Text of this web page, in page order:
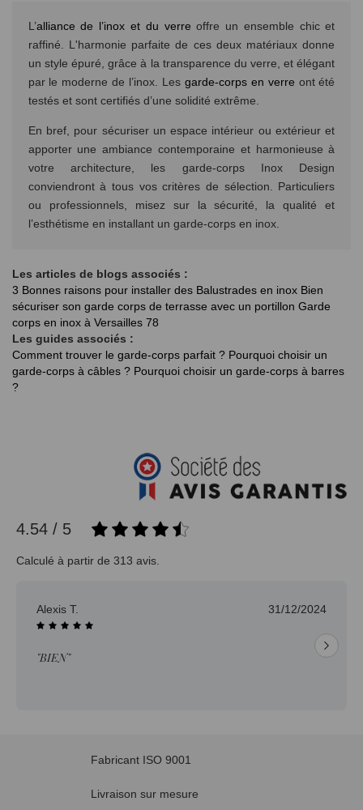
L’alliance de l’inox et du verre offre un ensemble chic et
raffiné. L'harmonie parfaite de ces deux matériaux donne
un style épuré, grâce à la transparence du verre, et élégant
par le moderne de l’inox. Les garde-corps en verre ont été
testés et sont certifiés d’une solidité extrême.
En bref, pour sécuriser un espace intérieur ou extérieur et
apporter une ambiance contemporaine et harmonieuse à
votre architecture, les garde-corps Inox Design
conviendront à tous vos critères de sélection. Particuliers
ou professionnels, misez sur la sécurité, la qualité et
l’esthétisme en installant un garde-corps en inox.
Les articles de blogs associés :
3 Bonnes raisons pour installer des Balustrades en inox Bien
sécuriser son garde corps de terrasse avec un portillon Garde
corps en inox à Versailles 78
Les guides associés :
Comment trouver le garde-corps parfait ? Pourquoi choisir un
garde-corps à câbles ? Pourquoi choisir un garde-corps à barres
?
4.54 / 5
Calculé à partir de 313 avis.
Alexis T. 31/12/2024
"BIEN"
Fabricant ISO 9001
Livraison sur mesure